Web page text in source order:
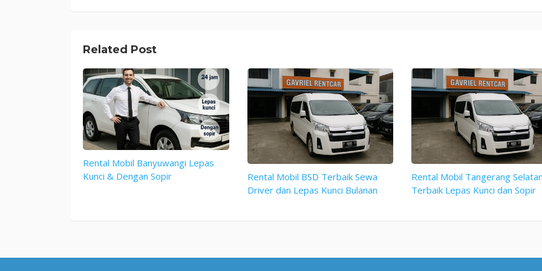
Related Post
Rental Mobil Banyuwangi Lepas
Kunci & Dengan Sopir
Rental Mobil BSD Terbaik Sewa
Driver dan Lepas Kunci Bulanan
Rental Mobil Tangerang
Terbaik Lepas Kunci dan Sopir